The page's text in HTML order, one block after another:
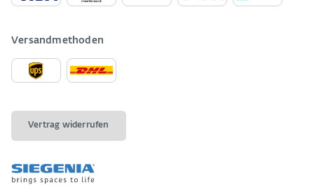
Versandmethoden
Vertrag widerrufen